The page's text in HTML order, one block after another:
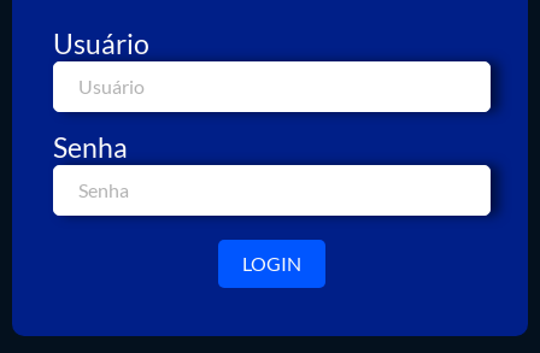
Usuário
Senha